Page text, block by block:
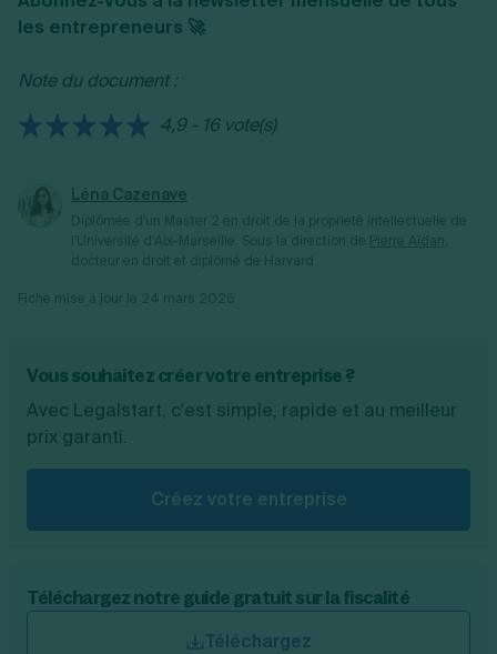
hybride disparaîtra également. Les
régime avec des déclarations mensuelles (ou
opérations réelles.
les entrepreneurs 🚀
Note du document :
4,9 - 16 vote(s)
Léna Cazenave
Vous souhaitez créer votre entreprise ?
Avec Legalstart, c'est simple, rapide et au meilleur
prix garanti.
Créez votre entreprise
Téléchargez notre guide gratuit sur la fiscalité
Téléchargez